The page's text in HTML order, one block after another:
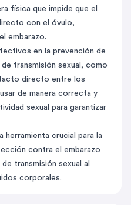
física que impide que el
con el óvulo,
embarazo.
en la prevención de
transmisión sexual, como
directo entre los
de manera correcta y
sexual para garantizar
herramienta crucial para la
contra el embarazo
transmisión sexual al
corporales.